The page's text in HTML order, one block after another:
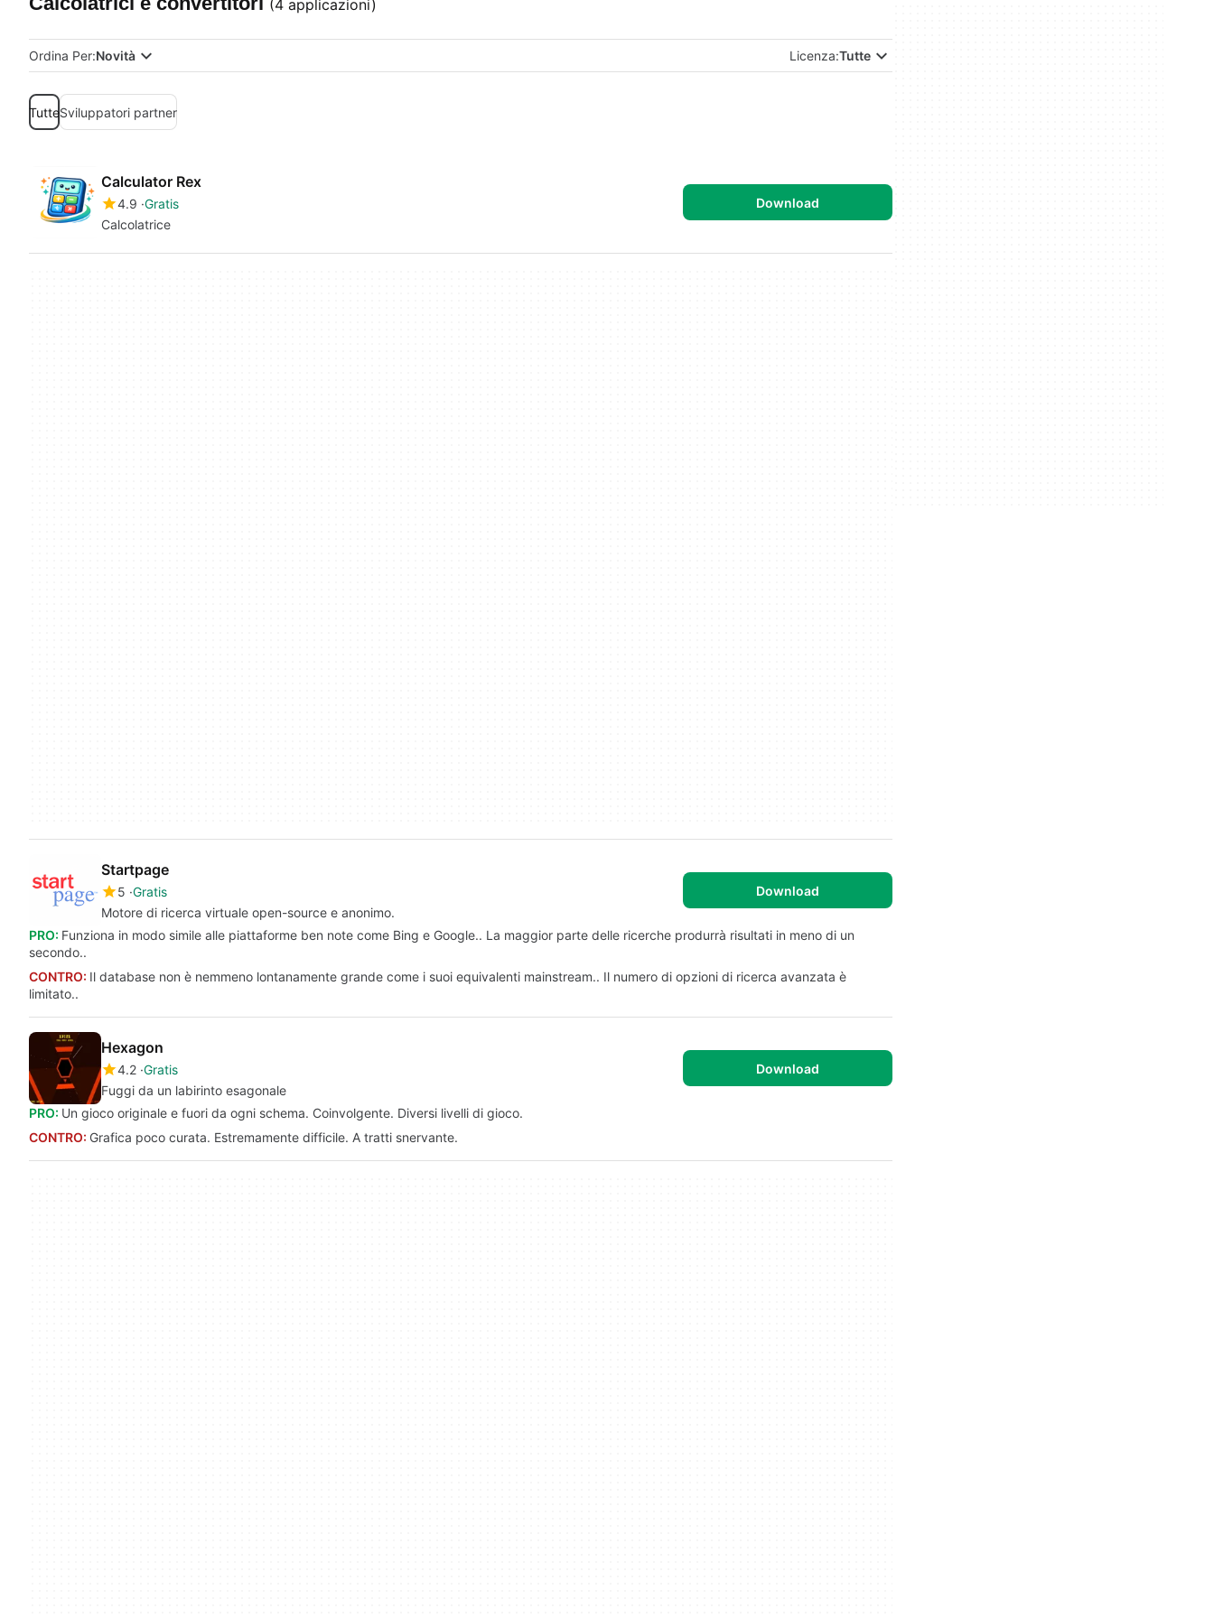
(4 applicazioni)
Ordina Per:Novità Licenza:Tutte
TutteSviluppatori partner
Calculator Rex
4.9 Gratis
Calcolatrice
Download
Startpage
5 Gratis
Motore di ricerca virtuale open-source e anonimo.
Download
PRO: Funziona in modo simile alle piattaforme ben note come Bing e Google.. La maggior parte delle ricerche produrrà risultati in meno di un
secondo..
CONTRO: Il database non è nemmeno lontanamente grande come i suoi equivalenti mainstream.. Il numero di opzioni di ricerca avanzata è
limitato..
Hexagon
4.2 Gratis
Fuggi da un labirinto esagonale
Download
PRO: Un gioco originale e fuori da ogni schema. Coinvolgente. Diversi livelli di gioco.
CONTRO: Grafica poco curata. Estremamente difficile. A tratti snervante.